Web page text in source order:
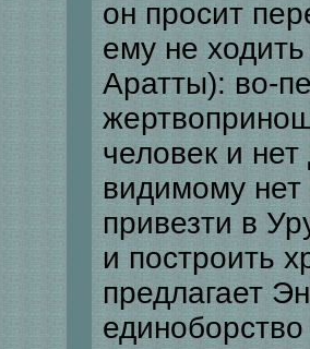
он просит
ему не
Аратты): во-
человек и
видимому
привезти в
и построить
предлагает